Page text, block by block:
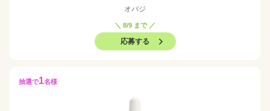
オバジ
＼ 8/9 まで ／
応募する
抽選で1名様